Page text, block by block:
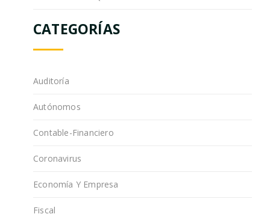
CATEGORÍAS
Auditoría
Autónomos
Contable-Financiero
Coronavirus
Economía Y Empresa
Fiscal